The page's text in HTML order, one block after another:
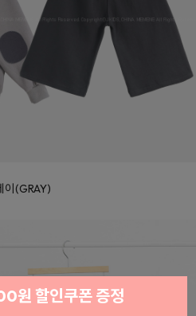
이(GRAY)
원 할인쿠폰 증정